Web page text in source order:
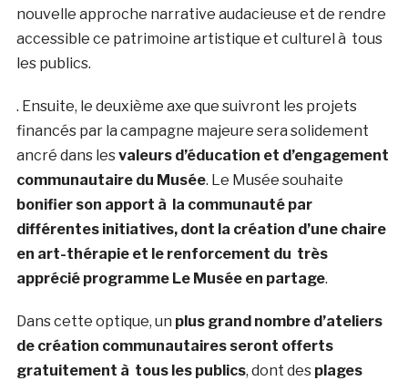
nouvelle approche narrative audacieuse et de rendre
accessible ce patrimoine artistique et culturel à tous
les publics.
. Ensuite, le deuxième axe que suivront les projets
financés par la campagne majeure sera solidement
ancré dans lesvaleurs d’éducation et d’engagement
communautaire du Musée. Le Musée souhaite
bonifier son apport à la communauté par
différentes initiatives, dont la création d’une chaire
en art-thérapie et le renforcement du très
apprécié programme Le Musée en partage.
Dans cette optique, un plus grand nombre d’ateliers
de création communautaires seront offerts
gratuitement à tous les publics, dont des plages